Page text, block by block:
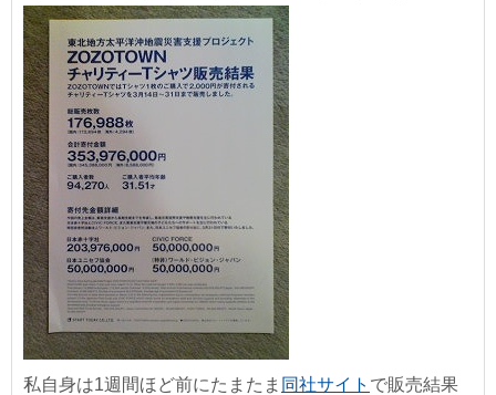
私自身は1週間ほど前にたまたま 同社サイト で販売結果